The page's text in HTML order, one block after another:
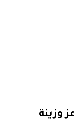
وزينة